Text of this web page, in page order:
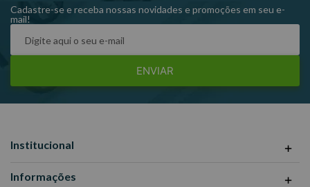
Cadastre-se e receba nossas novidades e promoções em seu e-
mail!
ENVIAR
Institucional
Informações